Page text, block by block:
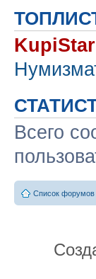
Всего
Список форумов